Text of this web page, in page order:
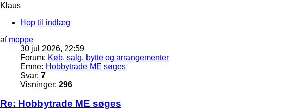
Klaus
Hop til indlæg
af moppe
30 jul 2026, 22:59
Forum: Køb, salg, bytte og arrangementer
Emne: Hobbytrade ME søges
Svar: 7
Visninger: 296
Re: Hobbytrade ME søges